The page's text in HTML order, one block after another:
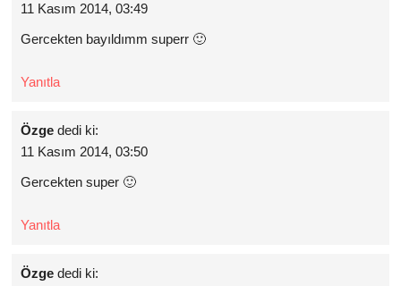
11 Kasım 2014, 03:49
Gercekten bayıldımm superr 🙂
Yanıtla
Özge dedi ki:
11 Kasım 2014, 03:50
Gercekten super 🙂
Yanıtla
Özge dedi ki: